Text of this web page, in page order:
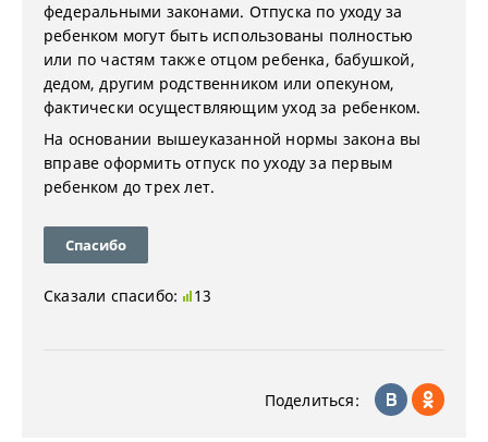
федеральными законами. Отпуска по уходу за
ребенком могут быть использованы полностью
или по частям также отцом ребенка, бабушкой,
дедом, другим родственником или опекуном,
фактически осуществляющим уход за ребенком.
На основании вышеуказанной нормы закона вы
вправе оформить отпуск по уходу за первым
ребенком до трех лет.
Спасибо
Сказали спасибо: 13
Поделиться: